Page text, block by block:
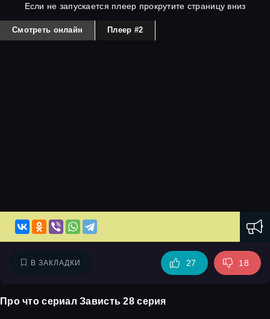
Если не запускается плеер прокрутите страницу вниз
Смотреть онлайн Плеер #2
В ЗАКЛАДКИ 27 18
Про что сериал Зависть 28 серия